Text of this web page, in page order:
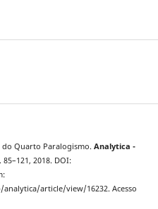
do Quarto Paralogismo. Analytica -
85–121, 2018. DOI:
article/view/16232. Acesso